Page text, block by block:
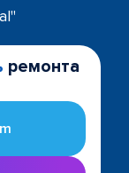
ремонта